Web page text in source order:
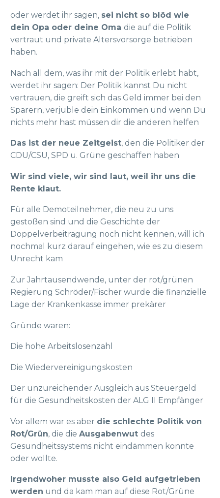
oder werdet ihr sagen, sei nicht so blöd wie
dein Opa oder deine Oma die auf die Politik
vertraut und private Altersvorsorge betrieben
haben.
Nach all dem, was ihr mit der Politik erlebt habt,
werdet ihr sagen: Der Politik kannst Du nicht
vertrauen, die greift sich das Geld immer bei den
Sparern, verjuble dein Einkommen und wenn Du
nichts mehr hast müssen dir die anderen helfen
Das ist der neue Zeitgeist, den die Politiker der
CDU/CSU, SPD u. Grüne geschaffen haben
Wir sind viele, wir sind laut, weil ihr uns die
Rente klaut.
Für alle Demoteilnehmer, die neu zu uns
gestoßen sind und die Geschichte der
Doppelverbeitragung noch nicht kennen, will ich
nochmal kurz darauf eingehen, wie es zu diesem
Unrecht kam
Zur Jahrtausendwende, unter der rot/grünen
Regierung Schröder/Fischer wurde die finanzielle
Lage der Krankenkasse immer prekärer
Gründe waren:
Die hohe Arbeitslosenzahl
Die Wiedervereinigungskosten
Der unzureichender Ausgleich aus Steuergeld
für die Gesundheitskosten der ALG II Empfänger
Vor allem war es aber die schlechte Politik von
Rot/Grün, die die Ausgabenwut des
Gesundheitssystems nicht eindämmen konnte
oder wollte.
Irgendwoher musste also Geld aufgetrieben
werden und da kam man auf diese Rot/Grüne